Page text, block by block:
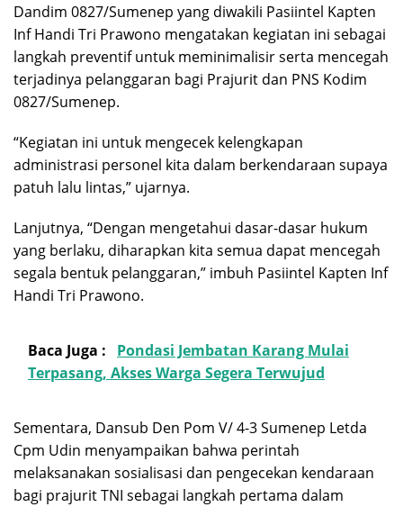
Dandim 0827/Sumenep yang diwakili Pasiintel Kapten
Inf Handi Tri Prawono mengatakan kegiatan ini sebagai
langkah preventif untuk meminimalisir serta mencegah
terjadinya pelanggaran bagi Prajurit dan PNS Kodim
0827/Sumenep.
“Kegiatan ini untuk mengecek kelengkapan
administrasi personel kita dalam berkendaraan supaya
patuh lalu lintas,” ujarnya.
Lanjutnya, “Dengan mengetahui dasar-dasar hukum
yang berlaku, diharapkan kita semua dapat mencegah
segala bentuk pelanggaran,” imbuh Pasiintel Kapten Inf
Handi Tri Prawono.
Baca Juga :
Pondasi Jembatan Karang Mulai
Terpasang, Akses Warga Segera Terwujud
Sementara, Dansub Den Pom V/ 4-3 Sumenep Letda
Cpm Udin menyampaikan bahwa perintah
melaksanakan sosialisasi dan pengecekan kendaraan
bagi prajurit TNI sebagai langkah pertama dalam